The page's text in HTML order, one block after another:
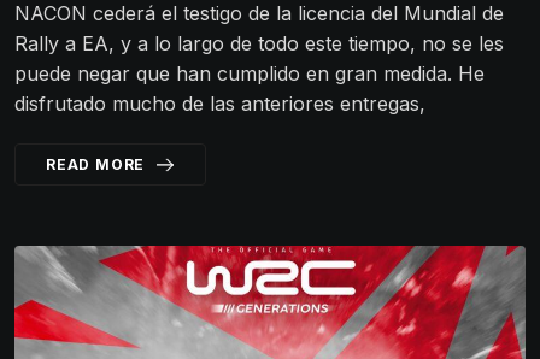
NACON cederá el testigo de la licencia del Mundial de
Rally a EA, y a lo largo de todo este tiempo, no se les
puede negar que han cumplido en gran medida. He
disfrutado mucho de las anteriores entregas,
READ MORE